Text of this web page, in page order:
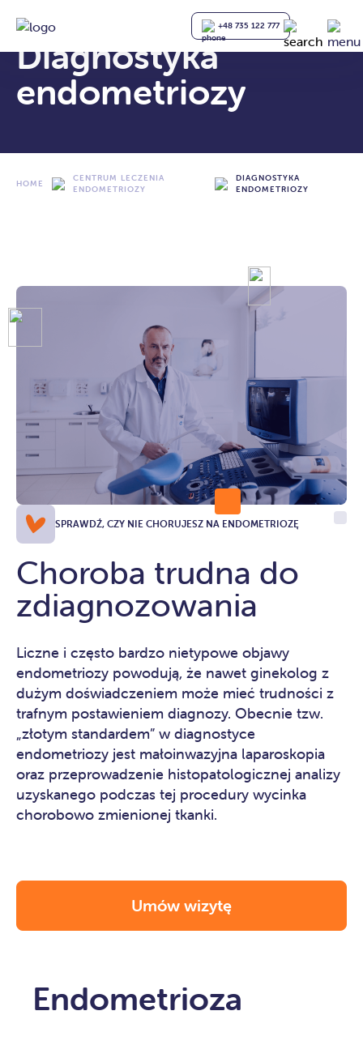
+48 735 122 777
Diagnostyka
endometriozy
HOME
CENTRUM LECZENIA
ENDOMETRIOZY
DIAGNOSTYKA
ENDOMETRIOZY
SPRAWDŹ, CZY NIE CHORUJESZ NA ENDOMETRIOZĘ
Choroba trudna do
zdiagnozowania
Liczne i często bardzo nietypowe objawy
endometriozy powodują, że nawet ginekolog z
dużym doświadczeniem może mieć trudności z
trafnym postawieniem diagnozy. Obecnie tzw.
„złotym standardem” w diagnostyce
endometriozy jest małoinwazyjna laparoskopia
oraz przeprowadzenie histopatologicznej analizy
uzyskanego podczas tej procedury wycinka
chorobowo zmienionej tkanki.
Umów wizytę
Endometrioza